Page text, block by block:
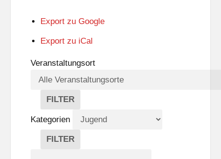
Export zu Google
Export zu iCal
Veranstaltungsort
FILTER
V
E
R
A
Kategorien
FILTER